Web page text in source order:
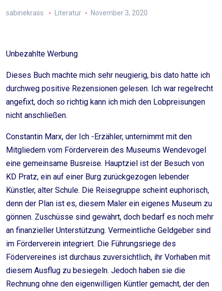
sabinekrass Literatur November 3, 2020
Unbezahlte Werbung
Dieses Buch machte mich sehr neugierig, bis dato hatte ich
durchweg positive Rezensionen gelesen. Ich war regelrecht
angefixt, doch so richtig kann ich mich den Lobpreisungen
nicht anschließen.
Constantin Marx, der Ich -Erzähler, unternimmt mit den
Mitgliedern vom Förderverein des Museums Wendevogel
eine gemeinsame Busreise. Hauptziel ist der Besuch von
KD Pratz, ein auf einer Burg zurückgezogen lebender
Künstler, alter Schule. Die Reisegruppe scheint euphorisch,
denn der Plan ist es, diesem Maler ein eigenes Museum zu
gönnen. Zuschüsse sind gewährt, doch bedarf es noch mehr
an finanzieller Unterstützung. Vermeintliche Geldgeber sind
im Förderverein integriert. Die Führungsriege des
Födervereines ist durchaus zuversichtlich, ihr Vorhaben mit
diesem Ausflug zu besiegeln. Jedoch haben sie die
Rechnung ohne den eigenwilligen Küntler gemacht, der den